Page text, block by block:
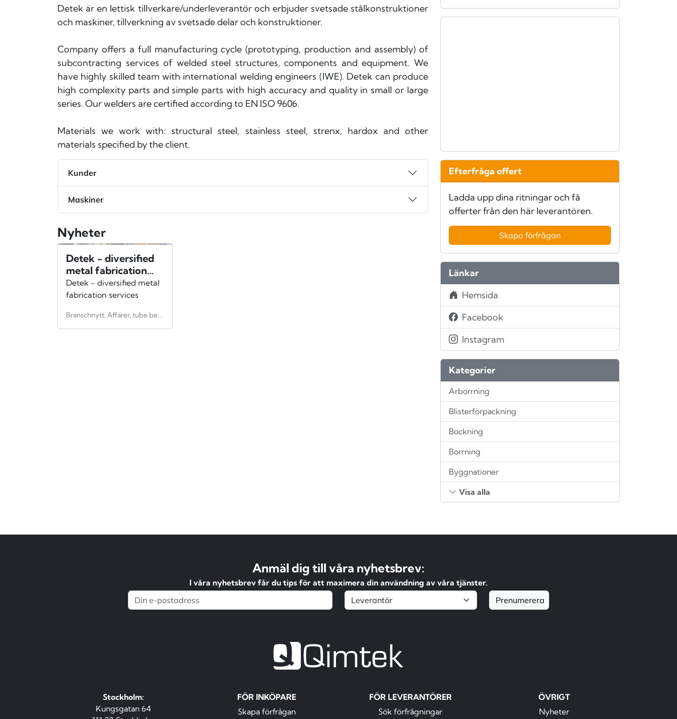
Detek är en lettisk tillverkare/underleverantör och erbjuder svetsade stålkonstruktioner
och maskiner, tillverkning av svetsade delar och konstruktioner.
Company offers a full manufacturing cycle (prototyping, production and assembly) of
subcontracting services of welded steel structures, components and equipment. We
have highly skilled team with international welding engineers (IWE). Detek can produce
high complexity parts and simple parts with high accuracy and quality in small or large
series. Our welders are certified according to EN ISO 9606.
Materials we work with: structural steel, stainless steel, strenx, hardox and other
materials specified by the client.
Kunder
Maskiner
Nyheter
Detek - diversified
metal fabrication
services
Detek - diversified metal
fabrication services
Branschnytt, Affärer, tube bending, welding, assembly, Svetsning, Bockning
Efterfråga offert
Ladda upp dina ritningar och få
offerter från den här leverantören.
Skapa förfrågan
Länkar
Hemsida
Facebook
Instagram
Kategorier
Arborrning
Blisterförpackning
Bockning
Borrning
Byggnationer
Visa alla
Anmäl dig till våra nyhetsbrev:
I våra nyhetsbrev får du tips för att maximera din användning av våra tjänster.
Prenumerera
Stockholm:
Kungsgatan 64
FÖR INKÖPARE
Skapa förfrågan
FÖR LEVERANTÖRER
Sök förfrågningar
ÖVRIGT
Nyheter